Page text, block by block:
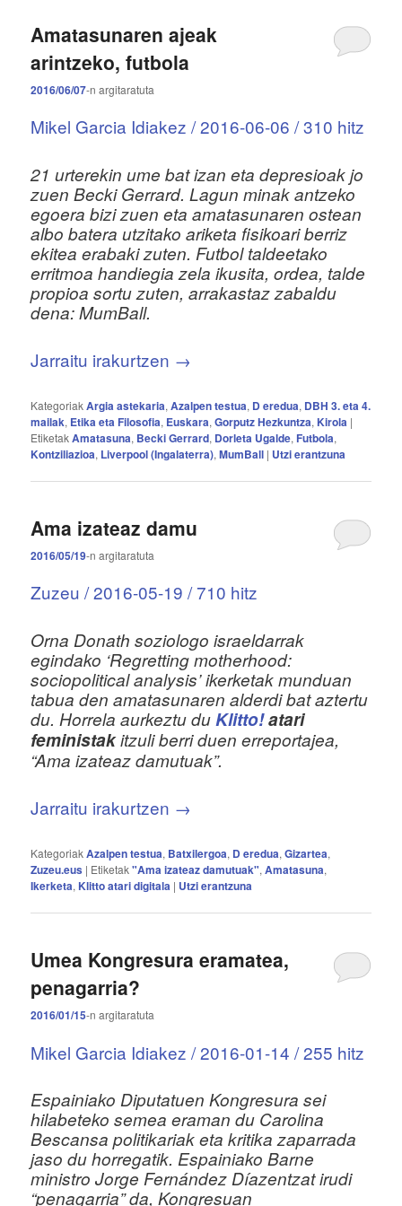
Amatasunaren ajeak
arintzeko, futbola
2016/06/07-nargitaratuta
Mikel Garcia Idiakez / 2016-06-06 / 310 hitz
21 urterekin ume bat izan eta depresioak jo
zuen Becki Gerrard. Lagun minak antzeko
egoera bizi zuen eta amatasunaren ostean
albo batera utzitako ariketa fisikoari berriz
ekitea erabaki zuten. Futbol taldeetako
erritmoa handiegia zela ikusita, ordea, talde
propioa sortu zuten, arrakastaz zabaldu
dena: MumBall.
Jarraitu irakurtzen →
KategoriakArgia astekaria,Azalpen testua, D eredua, DBH 3. eta 4.
mailak, Etika eta Filosofia, Euskara,Gorputz Hezkuntza, Kirola |
EtiketakAmatasuna, Becki Gerrard, Dorleta Ugalde, Futbola,
Kontziliazioa, Liverpool (Ingalaterra),MumBall | Utzi erantzuna
Ama izateaz damu
2016/05/19-nargitaratuta
Zuzeu / 2016-05-19 / 710 hitz
Orna Donath soziologo israeldarrak
egindako ‘Regretting motherhood:
sociopolitical analysis’ ikerketak munduan
tabua den amatasunaren alderdi bat aztertu
du. Horrela aurkeztu duKlitto!atari
feministakitzuli berri duen erreportajea,
“Ama izateaz damutuak”.
Jarraitu irakurtzen →
KategoriakAzalpen testua, Batxilergoa, D eredua,Gizartea,
Zuzeu.eus | Etiketak"Ama izateaz damutuak",Amatasuna,
Ikerketa, Klitto atari digitala | Utzi erantzuna
Umea Kongresura eramatea,
penagarria?
2016/01/15-nargitaratuta
Mikel Garcia Idiakez / 2016-01-14 / 255 hitz
Espainiako Diputatuen Kongresura sei
hilabeteko semea eraman du Carolina
Bescansa politikariak eta kritika zaparrada
jaso du horregatik. Espainiako Barne
ministro Jorge Fernández Díazentzat irudi
“penagarria” da, Kongresuan